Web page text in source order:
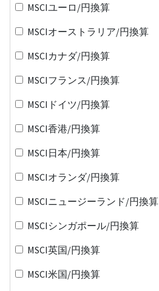
MSCIユーロ/円換算
MSCIオーストラリア/円換算
MSCIカナダ/円換算
MSCIフランス/円換算
MSCIドイツ/円換算
MSCI香港/円換算
MSCI日本/円換算
MSCIオランダ/円換算
MSCIニュージーランド/円換算
MSCIシンガポール/円換算
MSCI英国/円換算
MSCI米国/円換算